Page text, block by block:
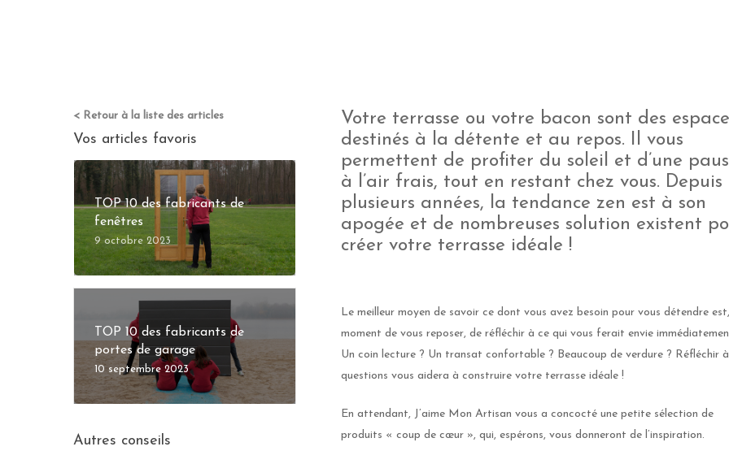
< Retour à la liste des articles
Vos articles favoris
TOP 10 des fabricants de
fenêtres
9 octobre 2023
TOP 10 des fabricants de
portes de garage
10 septembre 2023
Autres conseils
Votre terrasse ou votre bacon sont des
destinés à la détente et au repos. Il vous
permettent de profiter du soleil et d’une
à l’air frais, tout en restant chez vous. Depuis
plusieurs années, la tendance zen est à son
apogée et de nombreuses solution existent
créer votre terrasse idéale !
Le meilleur moyen de savoir ce dont vous avez besoin pour vous détendre
moment de vous reposer, de réfléchir à ce qui vous ferait envie
Un coin lecture ? Un transat confortable ? Beaucoup de verdure ? Réfléchir
questions vous aidera à construire votre terrasse idéale !
En attendant, J’aime Mon Artisan vous a concocté une petite sélection de
produits « coup de cœur », qui, espérons, vous donneront de l’inspiration.